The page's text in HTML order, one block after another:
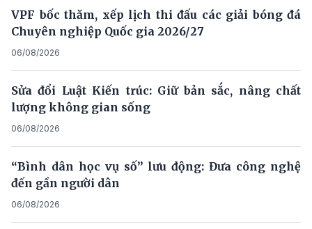
VPF bốc thăm, xếp lịch thi đấu các giải bóng đá
Chuyên nghiệp Quốc gia 2026/27
06/08/2026
Sửa đổi Luật Kiến trúc: Giữ bản sắc, nâng chất
lượng không gian sống
06/08/2026
“Bình dân học vụ số” lưu động: Đưa công nghệ
đến gần người dân
06/08/2026